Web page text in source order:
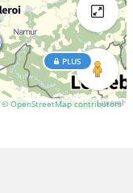
© OpenStreetMap contributors
PLUS